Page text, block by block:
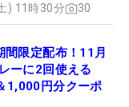
) 11時30分 30
間限定配布！11月
ーに2回使える
1,000円分クーポ